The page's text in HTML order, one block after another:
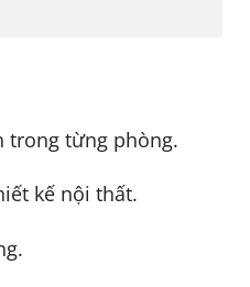
trong từng phòng.
kế nội thất.